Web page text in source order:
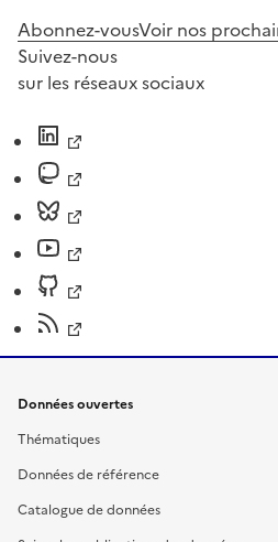
Abonnez-vousVoir nos
Suivez-nous
sur les réseaux sociaux
Données ouvertes
Thématiques
Données de référence
Catalogue de données